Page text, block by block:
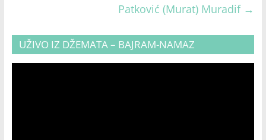
Patković (Murat) Muradif →
UŽIVO IZ DŽEMATA – BAJRAM-NAMAZ